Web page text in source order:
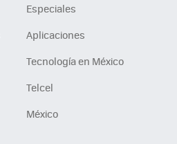
Especiales
Aplicaciones
Tecnología en México
Telcel
México